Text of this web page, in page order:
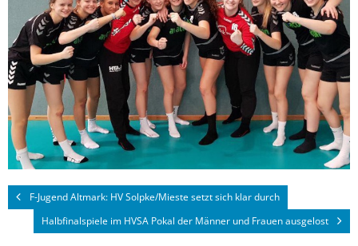
F-Jugend Altmark: HV Solpke/Mieste setzt sich klar durch
Halbfinalspiele im HVSA Pokal der Männer und Frauen ausgelost